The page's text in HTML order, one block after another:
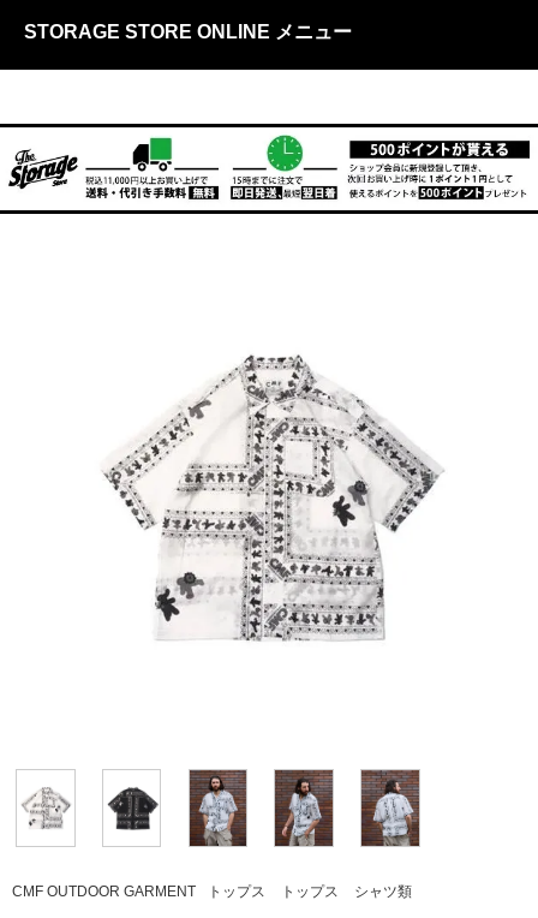
STORAGE STORE ONLINE メニュー
CMF OUTDOOR GARMENT トップス トップス シャツ類